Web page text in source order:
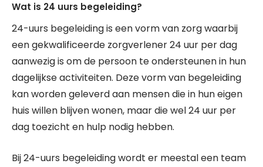
Wat is 24 uurs begeleiding?
24-uurs begeleiding is een vorm van zorg waarbij
een gekwalificeerde zorgverlener 24 uur per dag
aanwezig is om de persoon te ondersteunen in hun
dagelijkse activiteiten. Deze vorm van begeleiding
kan worden geleverd aan mensen die in hun eigen
huis willen blijven wonen, maar die wel 24 uur per
dag toezicht en hulp nodig hebben.
Bij 24-uurs begeleiding wordt er meestal een team